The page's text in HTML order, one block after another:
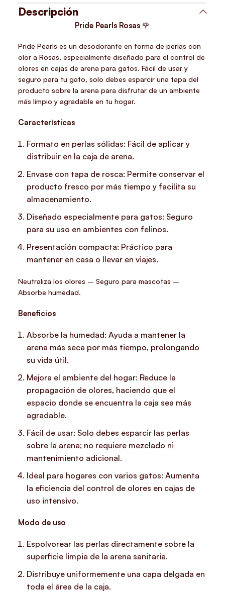
Descripción
Pride Pearls Rosas 🌹
Pride Pearls es un desodorante en forma de perlas con
olor a Rosas, especialmente diseñado para el control de
olores en cajas de arena para gatos. Fácil de usar y
seguro para tu gato, solo debes esparcir una tapa del
producto sobre la arena para disfrutar de un ambiente
más limpio y agradable en tu hogar.
Características
Formato en perlas sólidas: Fácil de aplicar y
distribuir en la caja de arena.
Envase con tapa de rosca: Permite conservar el
producto fresco por más tiempo y facilita su
almacenamiento.
Diseñado especialmente para gatos: Seguro
para su uso en ambientes con felinos.
Presentación compacta: Práctico para
mantener en casa o llevar en viajes.
Neutraliza los olores – Seguro para mascotas –
Absorbe humedad.
Beneficios
Absorbe la humedad: Ayuda a mantener la
arena más seca por más tiempo, prolongando
su vida útil.
Mejora el ambiente del hogar: Reduce la
propagación de olores, haciendo que el
espacio donde se encuentra la caja sea más
agradable.
Fácil de usar: Solo debes esparcir las perlas
sobre la arena; no requiere mezclado ni
mantenimiento adicional.
Ideal para hogares con varios gatos: Aumenta
la eficiencia del control de olores en cajas de
uso intensivo.
Modo de uso
Espolvorear las perlas directamente sobre la
superficie limpia de la arena sanitaria.
Distribuye uniformemente una capa delgada en
toda el área de la caja.